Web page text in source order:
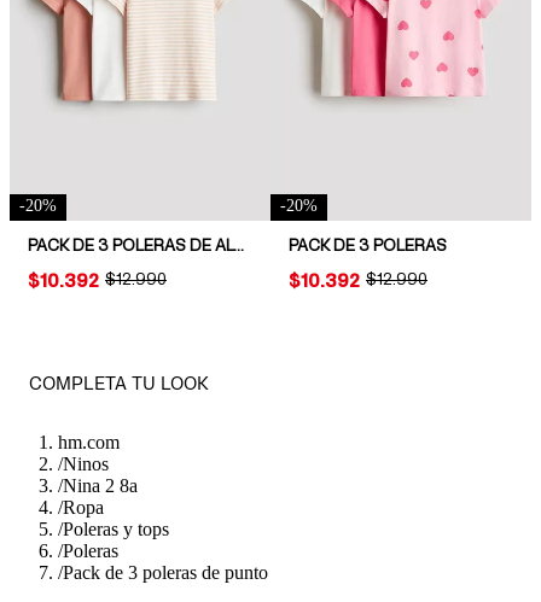
-20%
PACK DE 3 POLERAS DE ALGODÓN
ORIGINAL PRICE:
$12.990
PRICE:
$10.392
-20%
PACK DE 3 POLERAS
ORIGINAL PRICE:
$12.990
PRICE:
$10.392
COMPLETA TU LOOK
hm.com
/Ninos
/Nina 2 8a
/Ropa
/Poleras y tops
/Poleras
/Pack de 3 poleras de punto